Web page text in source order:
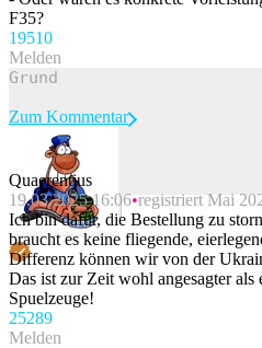
F35?
19510
Melden
Beitrag melden
Zum Kommentar
Quaerentius
19.03.2025 16:06 registriert Mai
Ich bin dafür, die Bestellung zu
braucht es keine fliegende,
Differenz können wir von der
Das ist zur Zeit wohl angesagter
Spuelzeuge!
25289
Melden